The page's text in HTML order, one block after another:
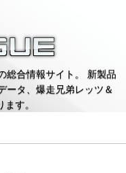
総合情報サイト。 新製品
ータ、爆走兄弟レッツ＆
す。